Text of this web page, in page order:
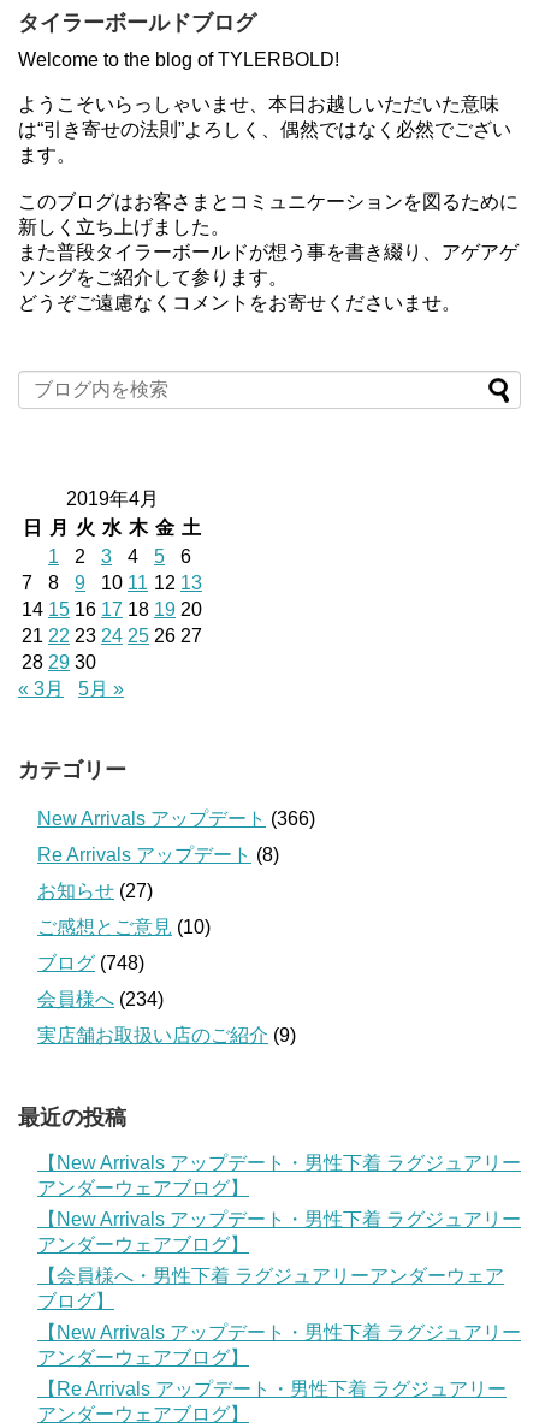
タイラーボールドブログ
Welcome to the blog of TYLERBOLD!
ようこそいらっしゃいませ、本日お越しいただいた意味
は“引き寄せの法則”よろしく、偶然ではなく必然でござい
ます。
このブログはお客さまとコミュニケーションを図るために
新しく立ち上げました。
また普段タイラーボールドが想う事を書き綴り、アゲアゲ
ソングをご紹介して参ります。
どうぞご遠慮なくコメントをお寄せくださいませ。
2019年4月
日
月 火 水 木 金 土
1
2 3 4 5
6
7
8 9 10 11 12 13
14 15 16 17 18 19 20
21 22 23 24 25 26 27
28 29 30
« 3月
5月 »
カテゴリー
New Arrivals アップデート (366)
Re Arrivals アップデート (8)
お知らせ (27)
ご感想とご意見 (10)
ブログ (748)
会員様へ (234)
実店舗お取扱い店のご紹介 (9)
最近の投稿
【New Arrivals アップデート・男性下着 ラグジュアリー
アンダーウェアブログ】
【New Arrivals アップデート・男性下着 ラグジュアリー
アンダーウェアブログ】
【会員様へ・男性下着 ラグジュアリーアンダーウェア
ブログ】
【New Arrivals アップデート・男性下着 ラグジュアリー
アンダーウェアブログ】
【Re Arrivals アップデート・男性下着 ラグジュアリー
アンダーウェアブログ】